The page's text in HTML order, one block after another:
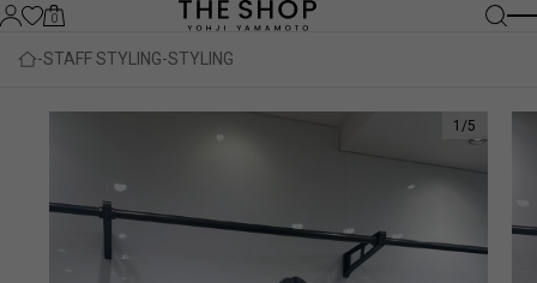
0
STAFF STYLING STYLING
1 /5